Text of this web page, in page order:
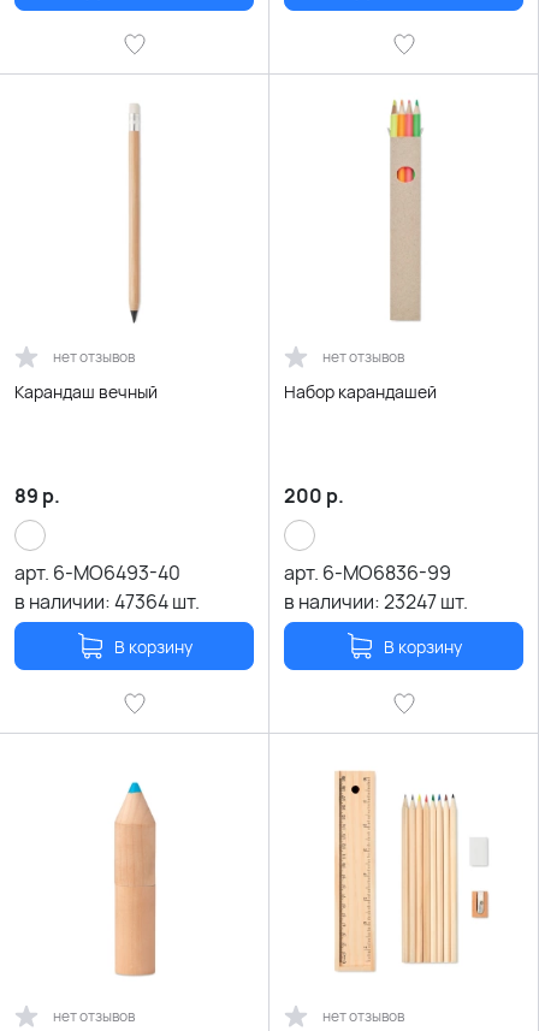
нет отзывов
Карандаш вечный
89 р.
арт. 6-MO6493-40
в наличии:47364шт.
В корзину
нет отзывов
Набор карандашей
200 р.
арт. 6-MO6836-99
в наличии:23247шт.
В корзину
нет отзывов нет отзывов